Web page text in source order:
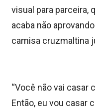
visual para parceira,
acaba não
camisa cruzmaltina
“Você não vai casar
Então, eu vou casar